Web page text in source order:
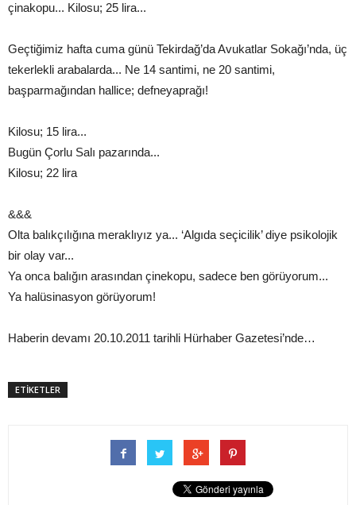
çinakopu... Kilosu; 25 lira...
Geçtiğimiz hafta cuma günü Tekirdağ’da Avukatlar Sokağı’nda, üç
tekerlekli arabalarda... Ne 14 santimi, ne 20 santimi,
başparmağından hallice; defneyaprağı!
Kilosu; 15 lira...
Bugün Çorlu Salı pazarında...
Kilosu; 22 lira
&&&
Olta balıkçılığına meraklıyız ya... ‘Algıda seçicilik’ diye psikolojik
bir olay var...
Ya onca balığın arasından çinekopu, sadece ben görüyorum...
Ya halüsinasyon görüyorum!
Haberin devamı 20.10.2011 tarihli Hürhaber Gazetesi’nde…
ETİKETLER